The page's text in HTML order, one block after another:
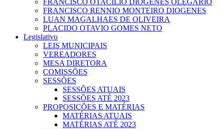
FRANCISCO OTACILIO DIOGENES OLEGARIO
FRANCISCO RENNIO MONTEIRO DIOGENES
LUAN MAGALHAES DE OLIVEIRA
PLACIDO OTAVIO GOMES NETO
Legislativo
LEIS MUNICIPAIS
VEREADORES
MESA DIRETORA
COMISSÕES
SESSÕES
SESSÕES ATUAIS
SESSÕES ATÉ 2023
PROPOSIÇÕES E MATÉRIAS
MATÉRIAS ATUAIS
MATÉRIAS ATÉ 2023